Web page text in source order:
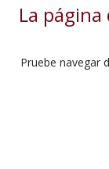
La
Pruebe navegar